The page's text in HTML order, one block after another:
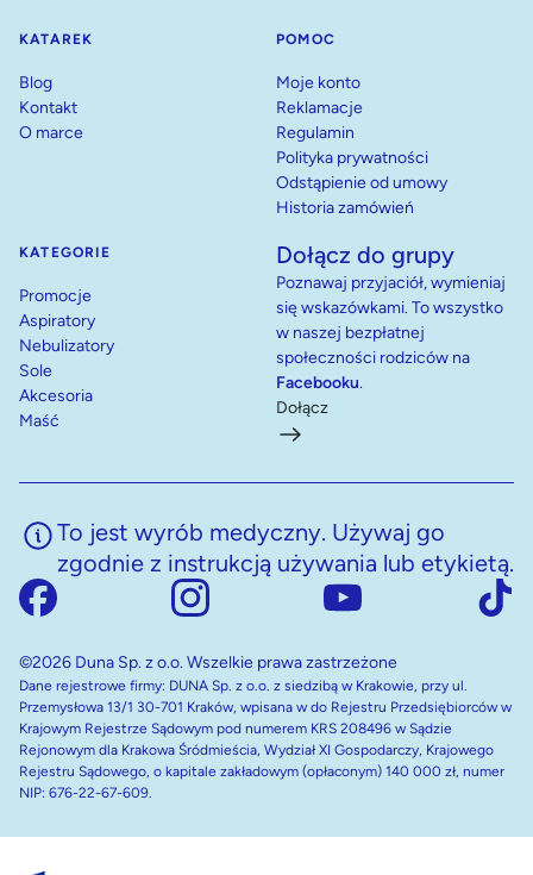
KATAREK
Blog
Kontakt
O marce
POMOC
Moje konto
Reklamacje
Regulamin
Polityka prywatności
Odstąpienie od umowy
Historia zamówień
KATEGORIE
Promocje
Aspiratory
Nebulizatory
Sole
Akcesoria
Maść
Dołącz do grupy
Poznawaj przyjaciół, wymieniaj
się wskazówkami. To wszystko
w naszej bezpłatnej
społeczności rodziców na
Facebooku.
Dołącz
To jest wyrób medyczny. Używaj go
zgodnie z instrukcją używania lub etykietą.
©2026 Duna Sp. z o.o. Wszelkie prawa zastrzeżone
Dane rejestrowe firmy: DUNA Sp. z o.o. z siedzibą w Krakowie, przy ul.
Przemysłowa 13/1 30-701 Kraków, wpisana w do Rejestru Przedsiębiorców w
Krajowym Rejestrze Sądowym pod numerem KRS 208496 w Sądzie
Rejonowym dla Krakowa Śródmieścia, Wydział XI Gospodarczy, Krajowego
Rejestru Sądowego, o kapitale zakładowym (opłaconym) 140 000 zł, numer
NIP: 676-22-67-609.